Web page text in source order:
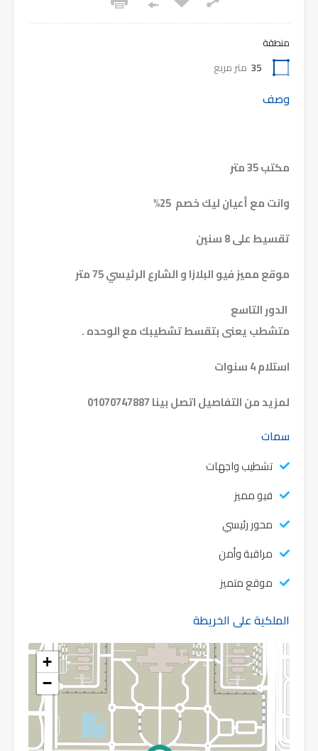
منطقة
35 متر مربع
وصف
مكتب 35 متر
وانت مع أعيان ليك خصم 25%
تقسيط على 8 سنين
موقع مميز فيو البلازا و الشارع الرئيسي 75 متر
الدور التاسع
متشطب يعنى بتقسط تشطيبك مع الوحده .
استلام 4 سنوات
لمزيد من التفاصيل اتصل بينا 01070747887
سمات
تشطيب واجهات
فيو مميز
محور رئيسي
مراقبة وأمن
موقع متميز
الملكية على الخريطة
+
−